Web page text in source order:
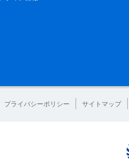
プライバシーポリシー サイトマップ